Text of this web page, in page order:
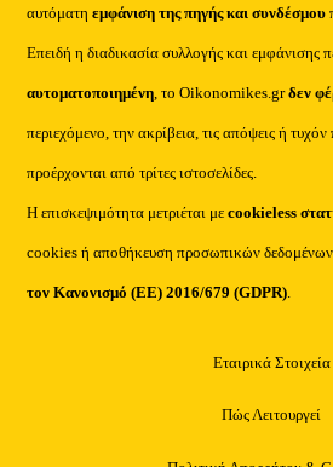
αυτόματηεμφάνιση της πηγής και συνδέσμου
Επειδή η διαδικασία συλλογής και εμφάνισης
αυτοματοποιημένη, το Oikonomikes.grδεν
περιεχόμενο, την ακρίβεια, τις απόψεις ή
προέρχονται από τρίτες ιστοσελίδες.
Η επισκεψιμότητα μετριέται μεcookieless
cookies ή αποθήκευση προσωπικών
τον Κανονισμό (ΕΕ) 2016/679 (GDPR).
Εταιρικά Στοιχεία
Πώς Λειτουργεί